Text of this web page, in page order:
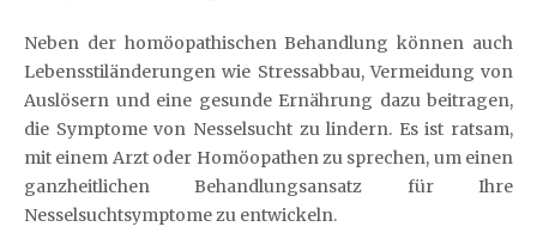
Neben der homöopathischen Behandlung können auch
Lebensstiländerungen wie Stressabbau, Vermeidung von
Auslösern und eine gesunde Ernährung dazu beitragen,
die Symptome von Nesselsucht zu lindern. Es ist ratsam,
mit einem Arzt oder Homöopathen zu sprechen, um einen
ganzheitlichen Behandlungsansatz für Ihre
Nesselsuchtsymptome zu entwickeln.